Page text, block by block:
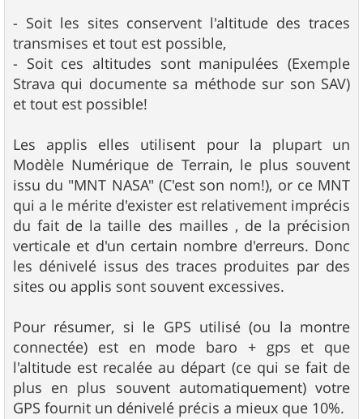
- Soit les sites conservent l'altitude des traces
transmises et tout est possible,
- Soit ces altitudes sont manipulées (Exemple
Strava qui documente sa méthode sur son SAV)
et tout est possible!
Les applis elles utilisent pour la plupart un
Modèle Numérique de Terrain, le plus souvent
issu du "MNT NASA" (C'est son nom!), or ce MNT
qui a le mérite d'exister est relativement imprécis
du fait de la taille des mailles , de la précision
verticale et d'un certain nombre d'erreurs. Donc
les dénivelé issus des traces produites par des
sites ou applis sont souvent excessives.
Pour résumer, si le GPS utilisé (ou la montre
connectée) est en mode baro + gps et que
l'altitude est recalée au départ (ce qui se fait de
plus en plus souvent automatiquement) votre
GPS fournit un dénivelé précis a mieux que 10%.